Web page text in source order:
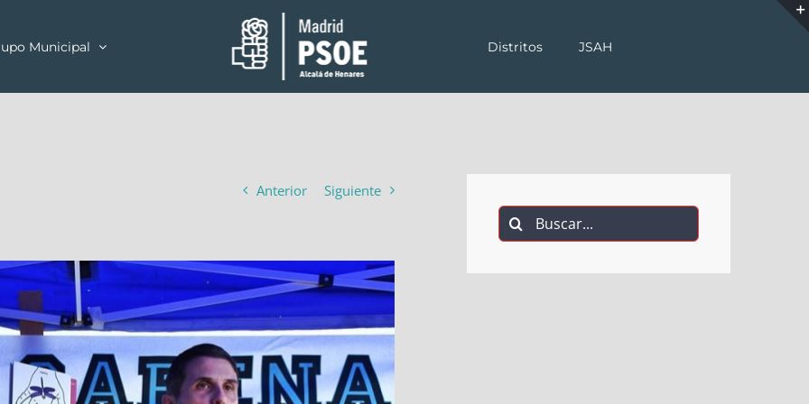
Municipal Distritos JSAH
Anterior Siguiente
Buscar: